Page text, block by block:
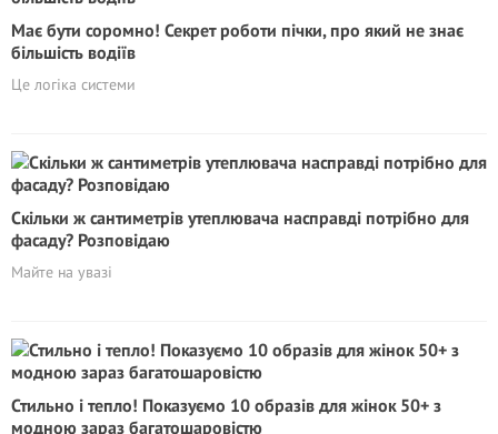
Має бути соромно! Секрет роботи пічки, про який не знає
більшість водіїв
Це логіка системи
Скільки ж сантиметрів утеплювача насправді потрібно для
фасаду? Розповідаю
Майте на увазі
Стильно і тепло! Показуємо 10 образів для жінок 50+ з
модною зараз багатошаровістю